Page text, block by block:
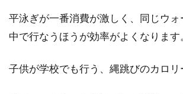
ロードバイクを初めて購
に調節してもらったのは
平泳ぎが一番消費が激しく、同じウ
中で行なうほうが効率がよくなります
子供が学校でも行う、縄跳びのカロリ